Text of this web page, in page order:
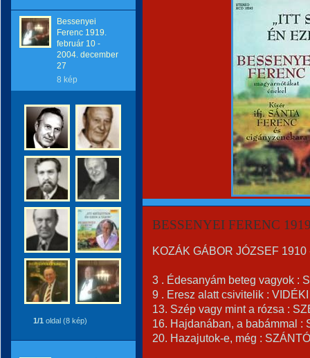
Bessenyei
Ferenc 1919.
február 10 -
2004. december
27
8 kép
1/1 oldal (8 kép)
BESSENYEI FERENC
KOZÁK GÁBOR JÓZSEF
3 . Édesanyám beteg vagyok :
9 . Eresz alatt csivitelik :
13. Szép vagy mint a rózsa :
16. Hajdanában, a babámmal :
20. Hazajutok-e, még :